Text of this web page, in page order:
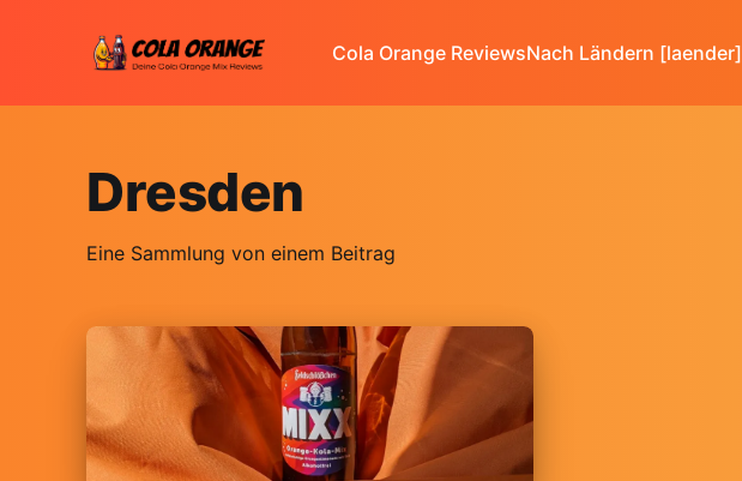
Cola Orange ReviewsNach Ländern [laender]
Dresden
Eine Sammlung von einem Beitrag